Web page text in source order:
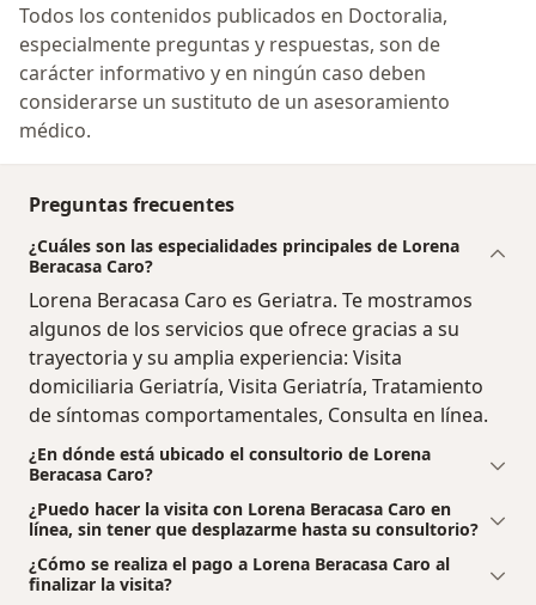
Todos los contenidos publicados en Doctoralia,
especialmente preguntas y respuestas, son de
carácter informativo y en ningún caso deben
considerarse un sustituto de un asesoramiento
médico.
Preguntas frecuentes
¿Cuáles son las especialidades principales de Lorena
Beracasa Caro?
Lorena Beracasa Caro es Geriatra. Te mostramos
algunos de los servicios que ofrece gracias a su
trayectoria y su amplia experiencia: Visita
domiciliaria Geriatría, Visita Geriatría, Tratamiento
de síntomas comportamentales, Consulta en línea.
¿En dónde está ubicado el consultorio de Lorena
Beracasa Caro?
¿Puedo hacer la visita con Lorena Beracasa Caro en
línea, sin tener que desplazarme hasta su consultorio?
¿Cómo se realiza el pago a Lorena Beracasa Caro al
finalizar la visita?